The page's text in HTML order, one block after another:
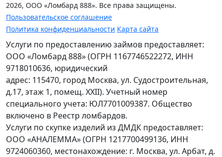
2026, ООО «Ломбард 888». Все права защищены.
Пользовательское соглашение
Политика конфиденциальности Карта сайта
Услуги по предоставлению займов предоставляет:
ООО «Ломбард 888» (ОГРН 1167746522272, ИНН
9718010636, юридический
адрес: 115470, город Москва, ул. Судостроительная,
д.17, этаж 1, помещ. XXII). Учетный номер
специального учета: ЮЛ7701009387. Общество
включено в Реестр ломбардов.
Услуги по скупке изделий из ДМДК предоставляет:
ООО «АНАЛЕММА» (ОГРН 1217700499136, ИНН
9724060360, местонахождение: г. Москва, ул. Арбат, д.